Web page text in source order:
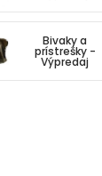
Bivaky a
prístrešky -
Výpredaj